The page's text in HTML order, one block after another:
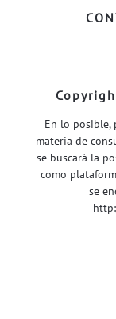
En lo posible,
materia de
se buscará la
como
se